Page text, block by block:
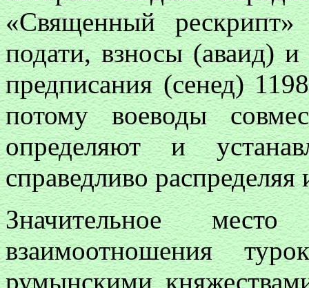
«Священный
подати, взносы (аваид)
предписания (сенед)
потому воеводы
определяют и
справедливо
Значительное
взаимоотношения
румынскими